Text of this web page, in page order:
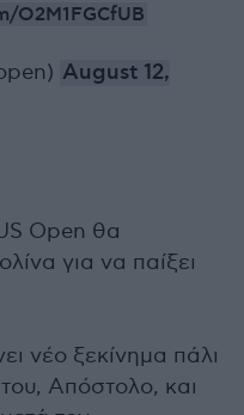
O2M1FGCfUB
August 12,
Open θα
για να παίξει
νέο ξεκίνημα πάλι
Απόστολο, και